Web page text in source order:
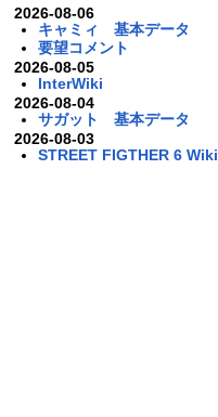
2026-08-06
キャミィ 基本データ
要望コメント
2026-08-05
InterWiki
2026-08-04
サガット 基本データ
2026-08-03
STREET FIGTHER 6 Wiki